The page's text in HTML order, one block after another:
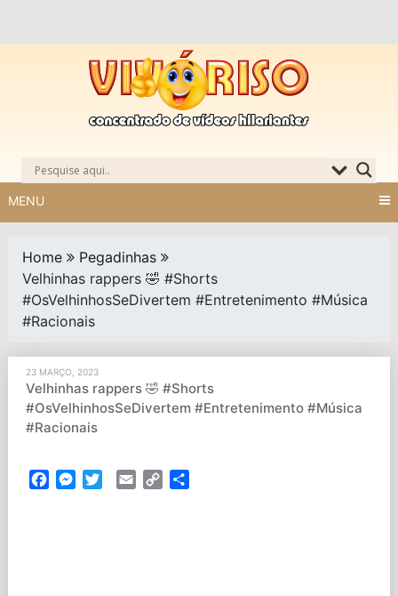
MENU
Home
Pegadinhas
Velhinhas rappers 🤣 #Shorts
#OsVelhinhosSeDivertem #Entretenimento #Música
#Racionais
23 MARÇO, 2023
Velhinhas rappers 🤣 #Shorts
#OsVelhinhosSeDivertem #Entretenimento #Música
#Racionais
FacebookMessenger
TwitterEmail Copy